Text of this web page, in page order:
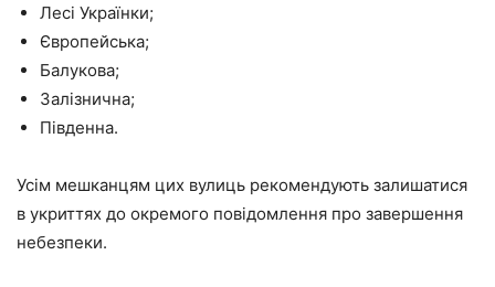
Лесі Українки;
Європейська;
Балукова;
Залізнична;
Південна.
Усім мешканцям цих вулиць рекомендують залишатися
в укриттях до окремого повідомлення про завершення
небезпеки.